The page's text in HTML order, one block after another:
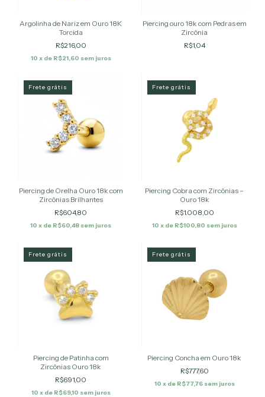
Argolinha de Nariz em Ouro 18K
Torcida
R$216,00
10 x de R$21,60 sem juros
Piercing ouro 18k com Pedras em
Zircônia
R$1,04
Frete grátis
Piercing de Orelha Ouro 18k com
Zircônias Brilhantes
R$604,80
10 x de R$60,48 sem juros
Frete grátis
Piercing Cobra com Zircônias –
Ouro 18k
R$1.008,00
10 x de R$100,80 sem juros
Frete grátis
Piercing de Patinha com
Zircônias Ouro 18k
R$691,00
10 x de R$69,10 sem juros
Frete grátis
Piercing Concha em Ouro 18k
R$777,60
10 x de R$77,76 sem juros